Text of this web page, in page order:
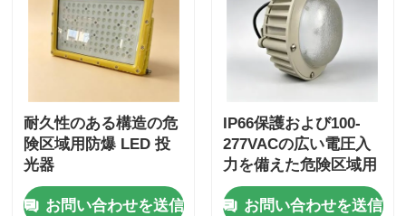
耐久性のある構造の危
険区域用防爆 LED 投
光器
お問い合わせを送信
IP66保護および100-
277VACの広い電圧入
力を備えた危険区域用
の防爆LEDライト
お問い合わせを送信